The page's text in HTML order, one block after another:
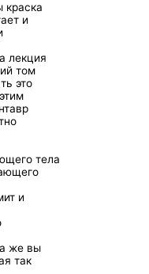
краска
и
лекция
том
это
тела
и
же вы
так